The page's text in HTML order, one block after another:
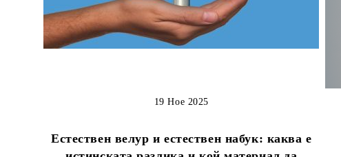
Естествен велур и естествен набук: каква е
19 Ное 2025